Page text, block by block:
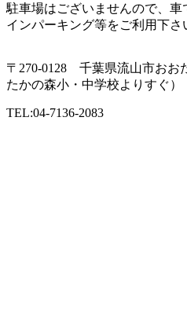
駐車場はございませんので、
インパーキング等をご利用下さ
〒270-0128 千葉県流山市おお
たかの森小・中学校よりすぐ）
TEL:04-7136-2083